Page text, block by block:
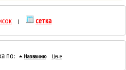
| сетка
по: Названию Цене